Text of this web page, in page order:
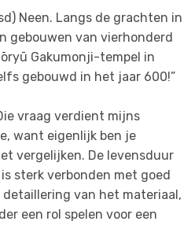
Neen. Langs de grachten in
gebouwen van vierhonderd
Gakumonji-tempel in
gebouwd in het jaar 600!”
vraag verdient mijns
want eigenlijk ben je
vergelijken. De levensduur
sterk verbonden met goed
van het materiaal,
een rol spelen voor een